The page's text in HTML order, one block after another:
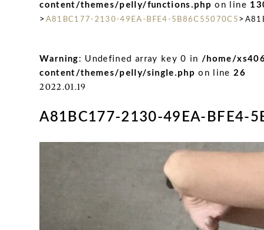
content/themes/pelly/functions.php on line
> A81BC177-2130-49EA-BFE4-5B86C55070C5 >
Warning : Undefined array key 0 in /home/
content/themes/pelly/single.php on line26
2022.01.19
A81BC177-2130-49EA-BFE4-